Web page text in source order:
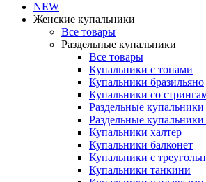
NEW
Женские купальники
Все товары
Раздельные купальники
Все товары
Купальники с топами
Купальники бразильяно
Купальники со
Раздельные
Раздельные
Купальники халтер
Купальники балконет
Купальники с
Купальники танкини